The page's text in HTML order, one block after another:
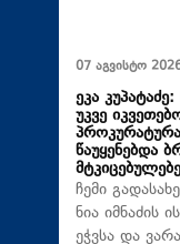
07 აგვისტო
ეკა
უკვე
წაუყენებდა
ჩემი
ნია იმნაძის
ეჭვსა და